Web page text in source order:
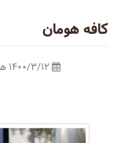
کافه هومان